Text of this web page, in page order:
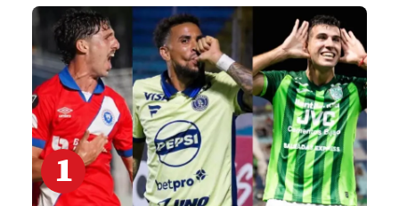
minute,
seconds
1